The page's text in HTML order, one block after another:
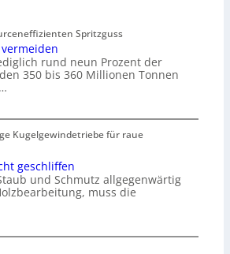
Spritzguss
rund neun Prozent der
350 bis 360 Millionen Tonnen
Kugelgewindetriebe für raue
geschliffen
und Schmutz allgegenwärtig
muss die